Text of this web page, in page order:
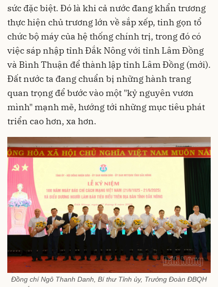
sức đặc biệt. Đó là khi cả nước đang khẩn trương
thực hiện chủ trương lớn về sắp xếp, tinh gọn tổ
chức bộ máy của hệ thống chính trị, trong đó có
việc sáp nhập tỉnh Đắk Nông với tỉnh Lâm Đồng
và Bình Thuận để thành lập tỉnh Lâm Đồng (mới).
Đất nước ta đang chuẩn bị những hành trang
quan trọng để bước vào một "kỷ nguyên vươn
mình" mạnh mẽ, hướng tới những mục tiêu phát
triển cao hơn, xa hơn.
Đồng chí Ngô Thanh Danh, Bí thư Tỉnh ủy, Trưởng Đoàn ĐBQH